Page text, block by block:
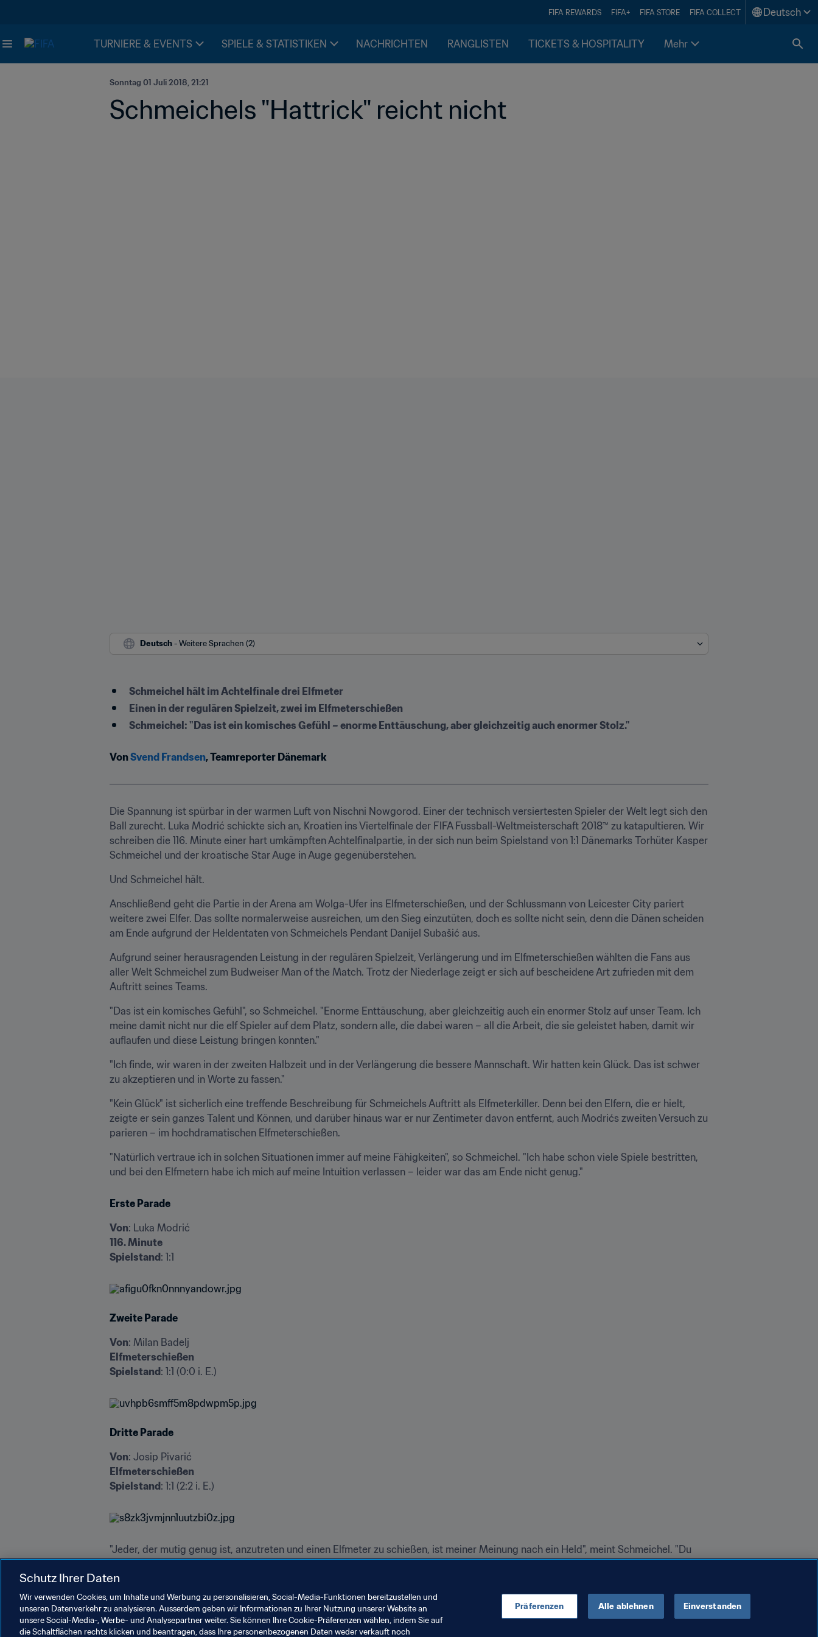
FIFA REWARDS FIFA+ FIFA STORE FIFA COLLECT Deutsch
TURNIERE & EVENTS SPIELE & STATISTIKEN NACHRICHTEN RANGLISTEN TICKETS & HOSPITALITY Mehr
Sonntag 01 Juli 2018, 21:21
Schmeichels "Hattrick" reicht nicht
Deutsch - Weitere Sprachen (2)
Schmeichel hält im Achtelfinale drei Elfmeter
Einen in der regulären Spielzeit, zwei im Elfmeterschießen
Schmeichel: "Das ist ein komisches Gefühl – enorme Enttäuschung, aber gleichzeitig auch enormer Stolz."
Von Svend Frandsen, Teamreporter Dänemark
Die Spannung ist spürbar in der warmen Luft von Nischni Nowgorod. Einer der technisch versiertesten Spieler der Welt legt sich den
Ball zurecht. Luka Modrić schickte sich an, Kroatien ins Viertelfinale der FIFA Fussball-Weltmeisterschaft 2018™ zu katapultieren. Wir
schreiben die 116. Minute einer hart umkämpften Achtelfinalpartie, in der sich nun beim Spielstand von 1:1 Dänemarks Torhüter Kasper
Schmeichel und der kroatische Star Auge in Auge gegenüberstehen.
Und Schmeichel hält.
Anschließend geht die Partie in der Arena am Wolga-Ufer ins Elfmeterschießen, und der Schlussmann von Leicester City pariert
weitere zwei Elfer. Das sollte normalerweise ausreichen, um den Sieg einzutüten, doch es sollte nicht sein, denn die Dänen scheiden
am Ende aufgrund der Heldentaten von Schmeichels Pendant Danijel Subašić aus.
Aufgrund seiner herausragenden Leistung in der regulären Spielzeit, Verlängerung und im Elfmeterschießen wählten die Fans aus
aller Welt Schmeichel zum Budweiser Man of the Match. Trotz der Niederlage zeigt er sich auf bescheidene Art zufrieden mit dem
Auftritt seines Teams.
"Das ist ein komisches Gefühl", so Schmeichel. "Enorme Enttäuschung, aber gleichzeitig auch ein enormer Stolz auf unser Team. Ich
meine damit nicht nur die elf Spieler auf dem Platz, sondern alle, die dabei waren – all die Arbeit, die sie geleistet haben, damit wir
auflaufen und diese Leistung bringen konnten."
"Ich finde, wir waren in der zweiten Halbzeit und in der Verlängerung die bessere Mannschaft. Wir hatten kein Glück. Das ist schwer
zu akzeptieren und in Worte zu fassen."
"Kein Glück" ist sicherlich eine treffende Beschreibung für Schmeichels Auftritt als Elfmeterkiller. Denn bei den Elfern, die er hielt,
zeigte er sein ganzes Talent und Können, und darüber hinaus war er nur Zentimeter davon entfernt, auch Modrićs zweiten Versuch zu
parieren – im hochdramatischen Elfmeterschießen.
"Natürlich vertraue ich in solchen Situationen immer auf meine Fähigkeiten", so Schmeichel. "Ich habe schon viele Spiele bestritten,
und bei den Elfmetern habe ich mich auf meine Intuition verlassen – leider war das am Ende nicht genug."
Erste Parade
Von
116. Minute
Spielstand: 1:1
Zweite Parade
Von
Elfmeterschießen
Spielstand: 1:1 (0:0 i. E.)
Dritte Parade
Von
Elfmeterschießen
Spielstand: 1:1 (2:2 i. E.)
"Jeder, der mutig genug ist, anzutreten und einen Elfmeter zu schießen, ist meiner Meinung nach ein Held", meint Schmeichel. "Du
stehst unter einem enormen Druck, wenn du den Mut hast, hier anzutreten. Davor habe ich größten Respekt. Wir gewinnen und
verlieren als Team. Dies ist ein fantastisches Team. Ich bin sehr stolz, dazuzugehören. Wir werden wiederkommen. Es ist wichtig,
dass wir uns an dieses Gefühl erinnern und es in Zukunft zu unseren Gunsten nutzen."
Schutz Ihrer Daten
Wir verwenden Cookies, um Inhalte und Werbung zu personalisieren, Social-Media-Funktionen bereitzustellen und
unseren Datenverkehr zu analysieren. Ausserdem geben wir Informationen zu Ihrer Nutzung unserer Website an
unsere Social-Media-, Werbe- und Analysepartner weiter. Sie können Ihre Cookie-Präferenzen wählen, indem Sie auf
die Schaltflächen rechts klicken und beantragen, dass Ihre personenbezogenen Daten weder verkauft noch
Präferenzen Alle ablehnen Einverstanden